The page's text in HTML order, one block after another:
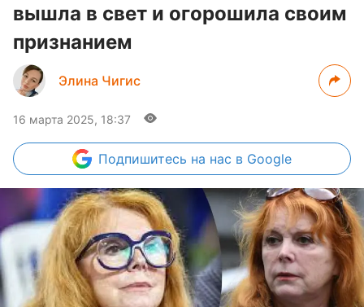
вышла в свет и огорошила своим
признанием
Элина Чигис
16 марта 2025, 18:37
Подпишитесь на нас в Google